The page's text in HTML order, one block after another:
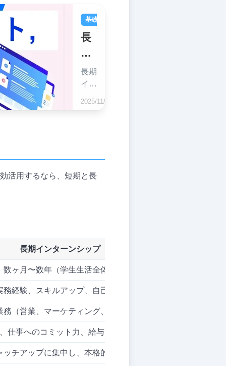
基礎ガイド
長
期
イ
ン
タ
は？
メ
デ
メ
リ
ッ
ト・
注
意
点・
長期
イン
トを
た、
長期
イン
ンを
始め
る前
に知
って
おき
たい
2025/11/02
活用するなら、短期と長
長期インターンシップ
数ヶ月〜数年（学生生活全体）
務経験、スキルアップ、自己成長
務（営業、マーケティング、開発など）
仕事へのコミット力、給与、圧倒的な成長
ッチアップに集中し、本格的な実務に入る